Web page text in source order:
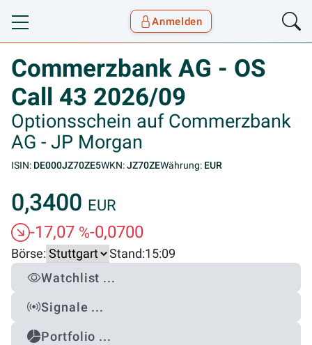
Toggle navigation
Anmelden
Commerzbank AG - OS
Call 43 2026/09
Optionsschein auf Commerzbank
AG - JP Morgan
ISIN: DE000JZ70ZE5WKN:JZ70ZEWährung: EUR
0,3400 EUR
-17,07 %-0,0700
Börse: Stand:15:09
Watchlist ...
Signale ...
Portfolio ...